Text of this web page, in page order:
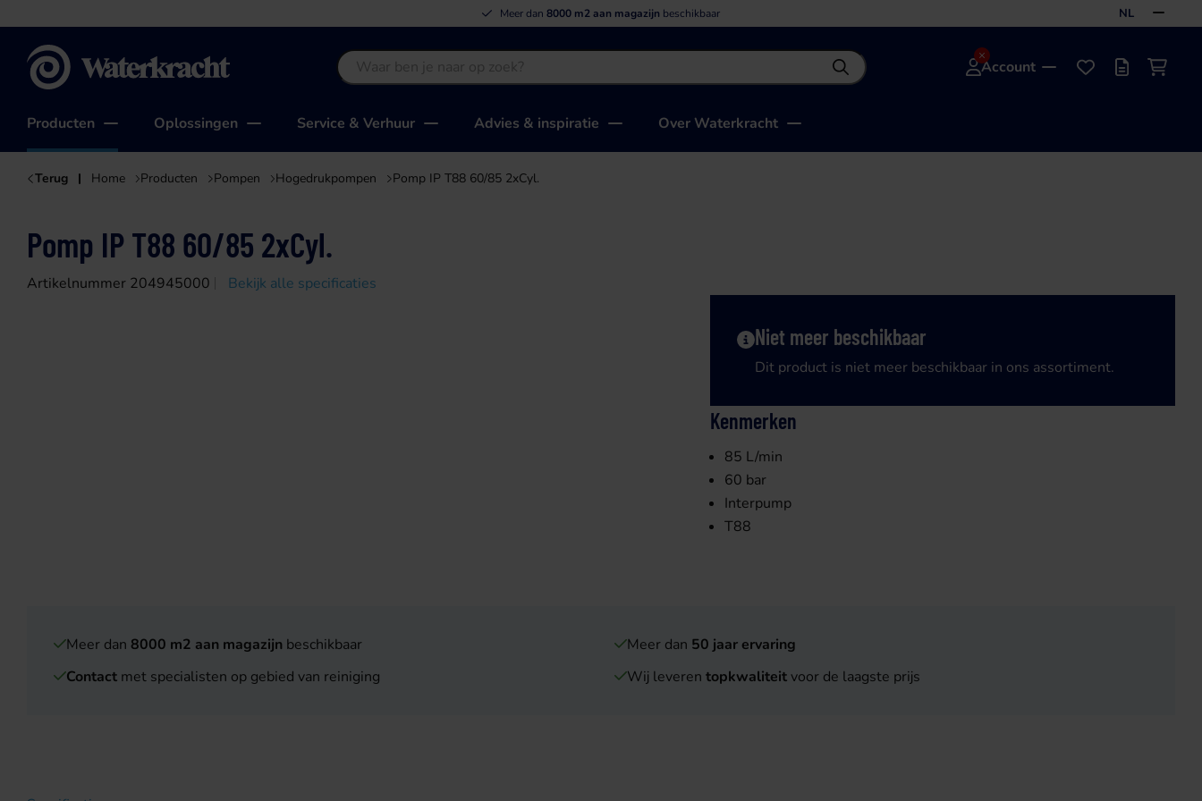
Meer dan 8000 m2 aan magazijn beschikbaar NL
Zoeken Account
Favorieten
Offertelijst
Producten Oplossingen Service & Verhuur Advies & inspiratie Over Waterkracht
Terug Home Producten Pompen Hogedrukpompen Pomp IP T88 60/85 2xCyl.
Pomp IP T88 60/85 2xCyl.
Artikelnummer 204945000 Bekijk alle specificaties
Niet meer beschikbaar
Dit product is niet meer beschikbaar in ons assortiment.
Kenmerken
85 L/min
60 bar
Interpump
T88
Meer dan 8000 m2 aan magazijn beschikbaar Meer dan 50 jaar ervaring
Contact met specialisten op gebied van reiniging Wij leveren topkwaliteit voor de laagste prijs